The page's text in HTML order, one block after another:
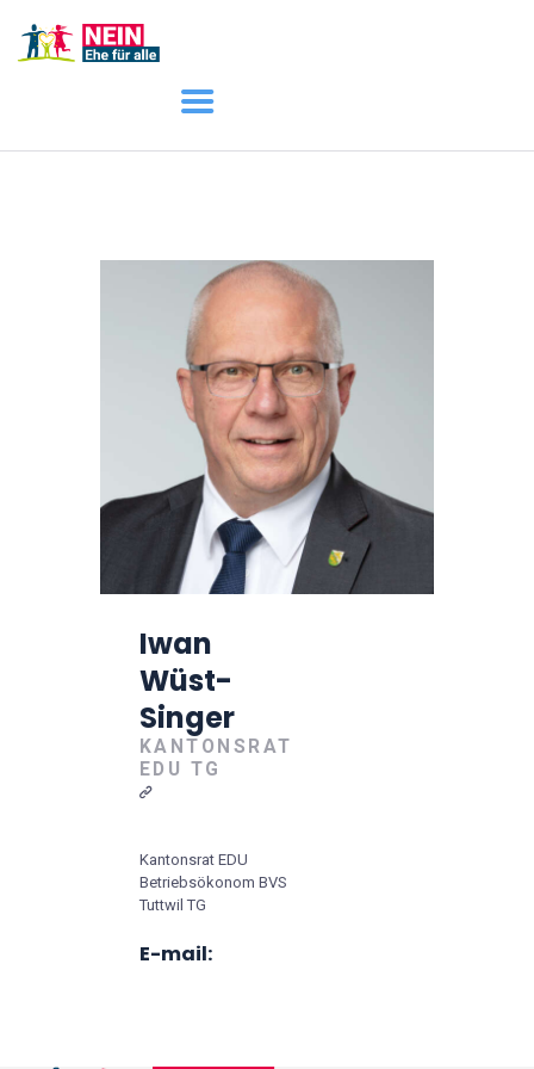
START
ÜBER UNS
DOWNLOADS
Iwan
Wüst-
Singer
KANTONSRAT
EDU TG
Kantonsrat EDU
Betriebsökonom BVS
Tuttwil TG
E-mail: